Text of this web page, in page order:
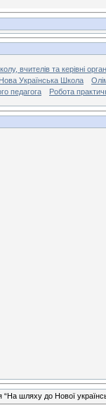
вчителів та керівні
Нова Українська Школа
педагога
Робота
“На шляху до Нової